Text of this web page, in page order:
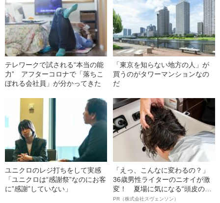
テレワークで試される“本当の能
力” アフターコロナで「落ちこ
ぼれる会社員」が分かってきた
「東京を知らない地方の人」が
買うのがタワーマンションなの
だ
ユニクロのレジ打ちをして実感
「ユニクロは“感謝祭”なのにお客
に”感謝”していない」
「えっ、こんなに変わるの？」
36歳男性ライターのニオイが激
変！ 夏場に気になる“頭皮のニ
オイ”や“ベタつき”を解消す
PR（株式会社スヴェンソン）